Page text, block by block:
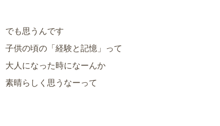
でも思うんです
子供の頃の「経験と記憶」って
大人になった時になーんか
素晴らしく思うなーって